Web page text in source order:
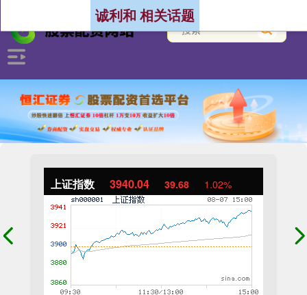
上证指数 3940.04 39.68 1.02%
诚利和 相关话题